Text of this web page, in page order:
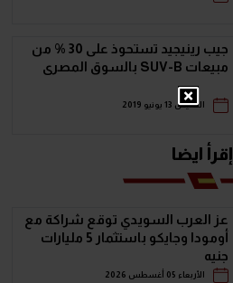
جيب رينيجيد تستحوذ على 30 % من
مبيعات SUV-B بالسوق المصرى
الخميس 13 يونيو 2019
إقرأ ايضا
عز العرب السويدي توقع شراكة مع
أومودا وجايكو باستثمار 5 مليارات
جنيه
الأربعاء 05 أغسطس 2026